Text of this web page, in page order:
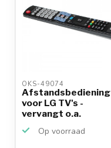
OKS-49074
Afstandsbediening
voor LG TV's -
vervangt o.a.
Op voorraad